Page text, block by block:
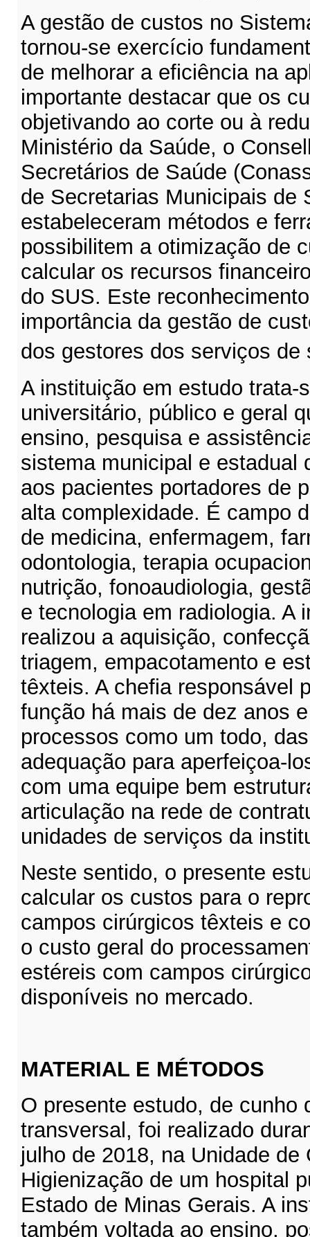
A gestão de custos no
tornou-se exercício
de melhorar a eficiência na
importante destacar que os
objetivando ao corte ou à
Ministério da Saúde, o
Secretários de Saúde
de Secretarias Municipais de
estabeleceram métodos e
possibilitem a otimização de
calcular os recursos
do SUS. Este
importância da gestão de
dos gestores dos serviços
A instituição em estudo trata-
universitário, público e geral
ensino, pesquisa e
sistema municipal e estadual
aos pacientes portadores de
alta complexidade. É campo
de medicina, enfermagem,
odontologia, terapia
nutrição, fonoaudiologia,
e tecnologia em radiologia. A
realizou a aquisição,
triagem, empacotamento e
têxteis. A chefia responsável
função há mais de dez anos
processos como um todo,
adequação para aperfeiçoa-
com uma equipe bem
articulação na rede de
unidades de serviços da
Neste sentido, o presente
calcular os custos para o
campos cirúrgicos têxteis e
o custo geral do
estéreis com campos
disponíveis no mercado.
MATERIAL E MÉTODOS
O presente estudo, de cunho
transversal, foi realizado
julho de 2018, na Unidade de
Higienização de um hospital
Estado de Minas Gerais. A
também voltada ao ensino,